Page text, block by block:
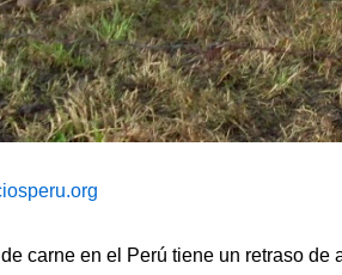
carne en el Perú tiene un retraso